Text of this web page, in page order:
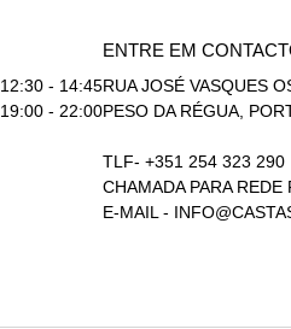
12:30 - 14:45
19:00 - 22:00
ENTRE EM
RUA JOSÉ VASQUES
PESO DA RÉGUA,
TLF- +351 254 323 290
CHAMADA PARA REDE
E-MAIL -